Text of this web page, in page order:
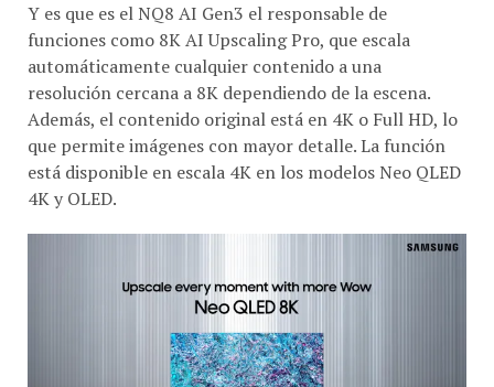
Y es que es el NQ8 AI Gen3 el responsable de
funciones como 8K AI Upscaling Pro, que escala
automáticamente cualquier contenido a una
resolución cercana a 8K dependiendo de la escena.
Además, el contenido original está en 4K o Full HD, lo
que permite imágenes con mayor detalle. La función
está disponible en escala 4K en los modelos Neo QLED
4K y OLED.